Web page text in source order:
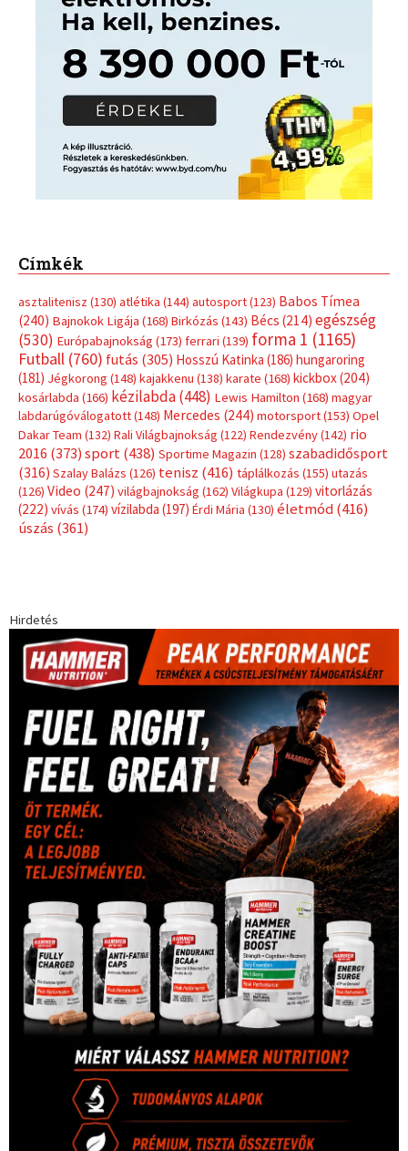
Címkék
asztalitenisz (130) atlétika (144) autosport(123) Babos Tímea
(240) Bajnokok Ligája (168) Birkózás (143) Bécs (214) egészség
(530) Európabajnokság (173) ferrari (139) forma 1 (1165)
Futball (760) futás (305) Hosszú Katinka (186) hungaroring
(181) Jégkorong (148) kajakkenu (138) karate (168) kickbox(204)
kosárlabda (166) kézilabda(448) Lewis Hamilton (168) magyar
labdarúgóválogatott(148) Mercedes (244) motorsport(153) Opel
Dakar Team (132) Rali Világbajnokság (122) Rendezvény(142) rio
2016 (373) sport(438) Sportime Magazin (128) szabadidősport
(316) Szalay Balázs (126) tenisz (416) táplálkozás (155) utazás
(126) Video (247) világbajnokság (162) Világkupa (129) vitorlázás
(222) vívás (174) vízilabda (197) Érdi Mária (130) életmód(416)
úszás (361)
Hirdetés